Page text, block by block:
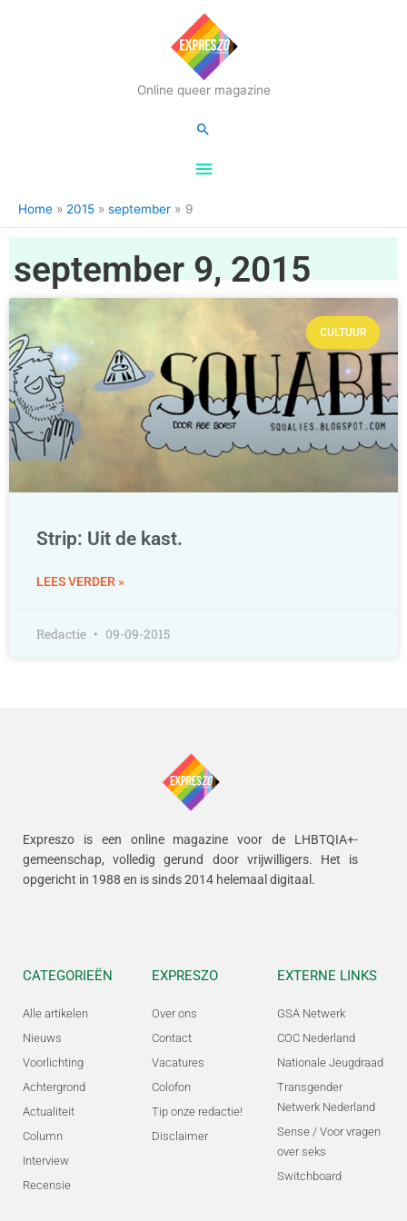
Online queer magazine
Hoofdmenu
Zoeken
Home 2015 september 9
september 9, 2015
CULTUUR
Strip: Uit de kast.
LEES VERDER »
Redactie 09-09-2015
Expreszo is een online magazine voor de LHBTQIA+-
gemeenschap, volledig gerund door vrijwilligers. Het is
opgericht in 1988 en is sinds 2014 helemaal digitaal.
CATEGORIEËN
Alle artikelen
Nieuws
Voorlichting
Achtergrond
Actualiteit
Column
Interview
Recensie
EXPRESZO
Over ons
Contact
Vacatures
Colofon
Tip onze redactie!
Disclaimer
EXTERNE LINKS
GSA Netwerk
COC Nederland
Nationale Jeugdraad
Transgender
Netwerk Nederland
Sense / Voor vragen
over seks
Switchboard